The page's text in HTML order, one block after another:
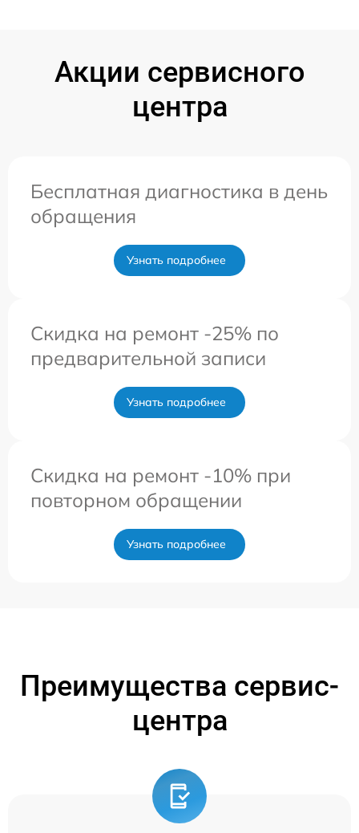
Акции сервисного
центра
Бесплатная диагностика в день
обращения
Узнать подробнее
Скидка на ремонт -25% по
предварительной записи
Узнать подробнее
Скидка на ремонт -10% при
повторном обращении
Узнать подробнее
Преимущества сервис-
центра